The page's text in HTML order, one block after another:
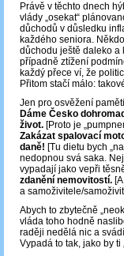
Právě v těchto dnech
vlády „osekat“
důchodů v důsledku
každého seniora.
důchodu ještě daleko a
případně ztížení
každý přece ví, že
Přitom stačí málo:
Jen pro osvěžení
Dáme Česko
život. [Proto je
Zakázat spalovací
daně! [Tu dietu bych
nedopnou svá saka.
vypadají jako vepři
zdanění nemovitostí.
a samoživitele/
Abych to zbytečně
vláda toho hodně
raději nedělá nic a
Vypadá to tak, jako by ti